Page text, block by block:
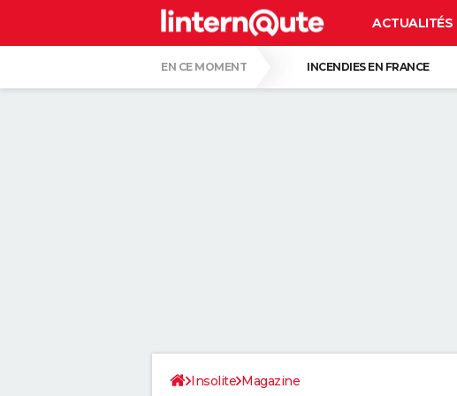
ACTUALITÉS
EN CE MOMENT INCENDIES EN FRANCE
Insolite Magazine